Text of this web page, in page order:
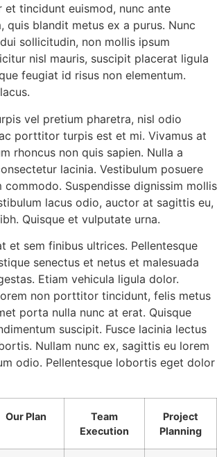
et tincidunt euismod, nunc ante
quis blandit metus ex a purus. Nunc
sollicitudin, non mollis ipsum
nisl mauris, suscipit placerat ligula
feugiat id risus non elementum.
vel pretium pharetra, nisl odio
porttitor turpis est et mi. Vivamus at
rhoncus non quis sapien. Nulla a
lacinia. Vestibulum posuere
Suspendisse dignissim mollis
lacus odio, auctor at sagittis eu,
Quisque et vulputate urna.
et sem finibus ultrices. Pellentesque
senectus et netus et malesuada
Etiam vehicula ligula dolor.
non porttitor tincidunt, felis metus
porta nulla nunc at erat. Quisque
suscipit. Fusce lacinia lectus
Nullam nunc ex, sagittis eu lorem
odio. Pellentesque lobortis eget dolor
Our Plan
Team
Execution
Project
Planning